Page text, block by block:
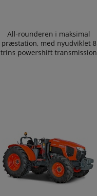
All-rounderen i maksimal
præstation, med nyudviklet 8
trins powershift transmission